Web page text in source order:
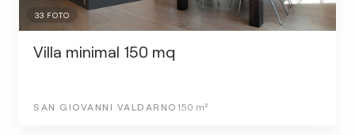
33 FOTO
Villa minimal 150 mq
SAN GIOVANNI VALDARNO 150 m²